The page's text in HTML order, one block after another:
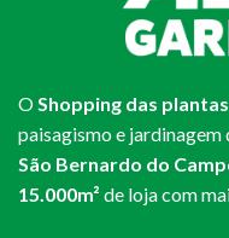
OShopping das
paisagismo e jardinagem
São Bernardo do
15.000m² de loja com